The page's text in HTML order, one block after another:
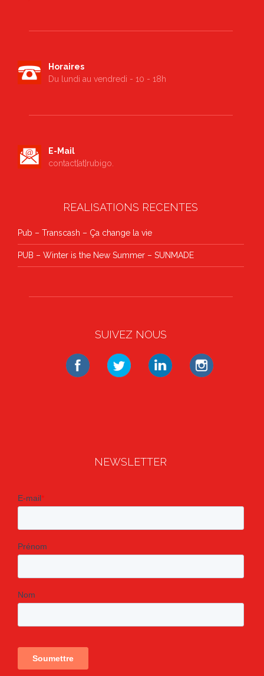
Horaires
Du lundi au vendredi - 10 - 18h
E-Mail
contact[at]rubigo.
REALISATIONS RECENTES
Pub – Transcash – Ça change la vie
PUB – Winter is the New Summer – SUNMADE
SUIVEZ NOUS
NEWSLETTER